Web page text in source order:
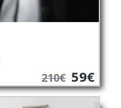
210€ 59€